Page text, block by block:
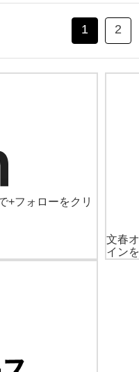
1 2
+フォローをクリ
文春
イン